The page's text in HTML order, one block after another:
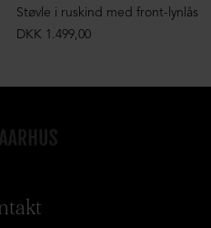
Støvle i ruskind med front-lynlås
DKK 1.499,00